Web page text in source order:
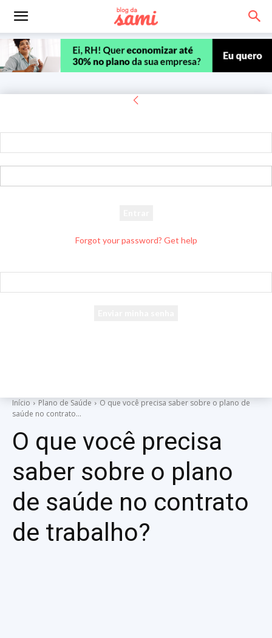
Forgot your password? Get help
Início Plano de Saúde
O que você precisa saber sobre o plano de
saúde no contrato...
O que você precisa
saber sobre o plano
de saúde no contrato
de trabalho?